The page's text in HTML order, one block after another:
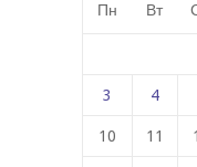
Пн Вт
3 4
10 11